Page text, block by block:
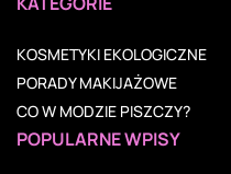
KOSMETYKI EKOLOGICZNE
PORADY MAKIJAŻOWE
CO W MODZIE PISZCZY?
POPULARNE WPISY